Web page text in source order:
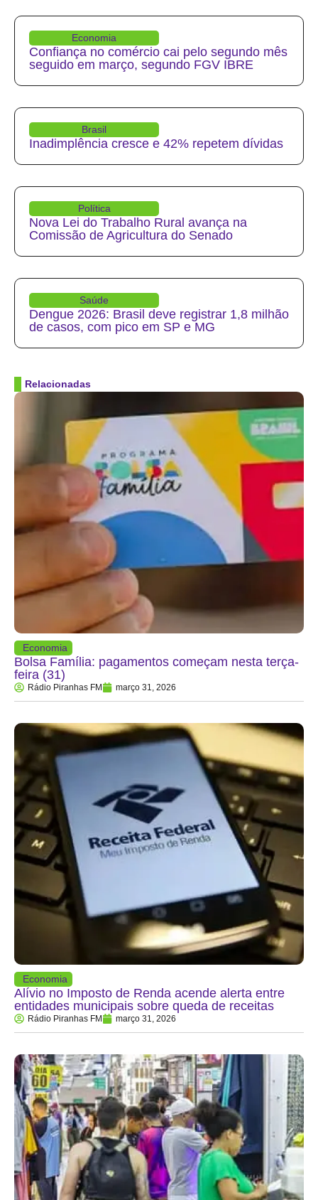
Economia
Confiança no comércio cai pelo segundo mês
seguido em março, segundo FGV IBRE
Brasil
Inadimplência cresce e 42% repetem dívidas
Política
Nova Lei do Trabalho Rural avança na
Comissão de Agricultura do Senado
Saúde
Dengue 2026: Brasil deve registrar 1,8 milhão
de casos, com pico em SP e MG
Relacionadas
Economia
Bolsa Família: pagamentos começam nesta terça-
feira (31)
Rádio Piranhas FM março 31, 2026
Economia
Alívio no Imposto de Renda acende alerta entre
entidades municipais sobre queda de receitas
Rádio Piranhas FM março 31, 2026